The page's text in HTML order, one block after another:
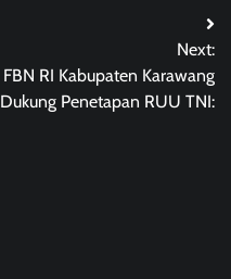
Next:
FBN RI Kabupaten Karawang
Dukung Penetapan RUU TNI: